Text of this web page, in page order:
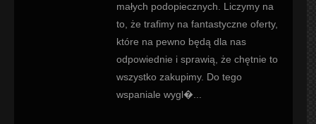
małych podopiecznych. Liczymy na
to, że trafimy na fantastyczne oferty,
które na pewno będą dla nas
odpowiednie i sprawią, że chętnie to
wszystko zakupimy. Do tego
wspaniale wygl�...